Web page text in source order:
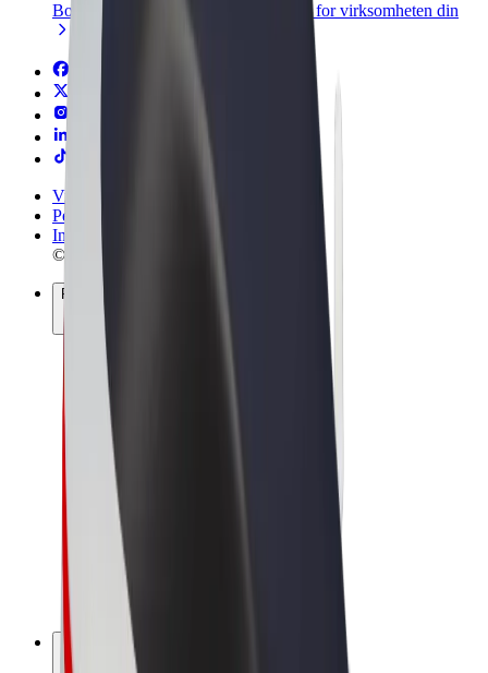
Bolt-produkter og tjenester oppskalert for virksomheten din
Vilkår og betingelser
Personvern
Informasjonskapsler
© 2026 Bolt Technology OÜ
Produkter
Turer
Sparkesykler
Bolt Market
Bolt Food
Bolt Drive
Bolt for Business
El-sykler
Bolt Pluss
Tjen med Bolt